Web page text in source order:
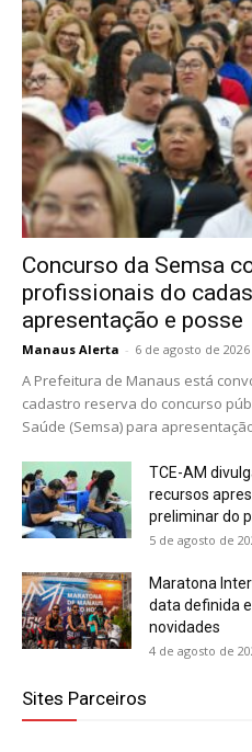
Concurso da Semsa
profissionais do
apresentação e posse
Manaus Alerta - 6 de agosto de 2026
A Prefeitura de Manaus está
cadastro reserva do concurso
Saúde (Semsa) para
TCE-AM
recursos
preliminar do
5 de agosto de
Maratona
data definida
novidades
4 de agosto de
Sites Parceiros